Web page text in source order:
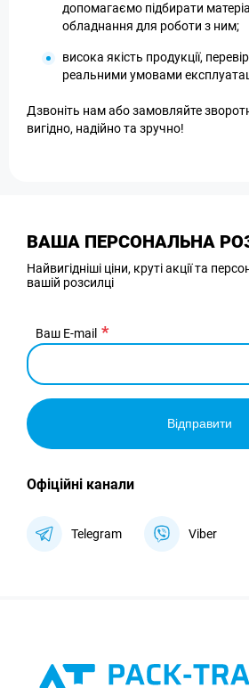
допомагаємо підбирати
обладнання для роботи з ним;
висока якість продукції,
реальними умовами
Дзвоніть нам або замовляйте
вигідно, надійно та зручно!
ВАША ПЕРСОНАЛЬНА
Найвигідніші ціни, круті акції та
вашій розсилці
Ваш E-mail
Відправити
Офіційні канали
Telegram Viber